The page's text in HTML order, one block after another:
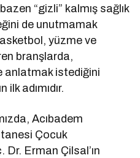
“gizli” kalmış sağlık
de unutmamak
yüzme ve
branşlarda,
anlatmak istediğini
adımıdır.
Acıbadem
Çocuk
Erman Çilsal’ın